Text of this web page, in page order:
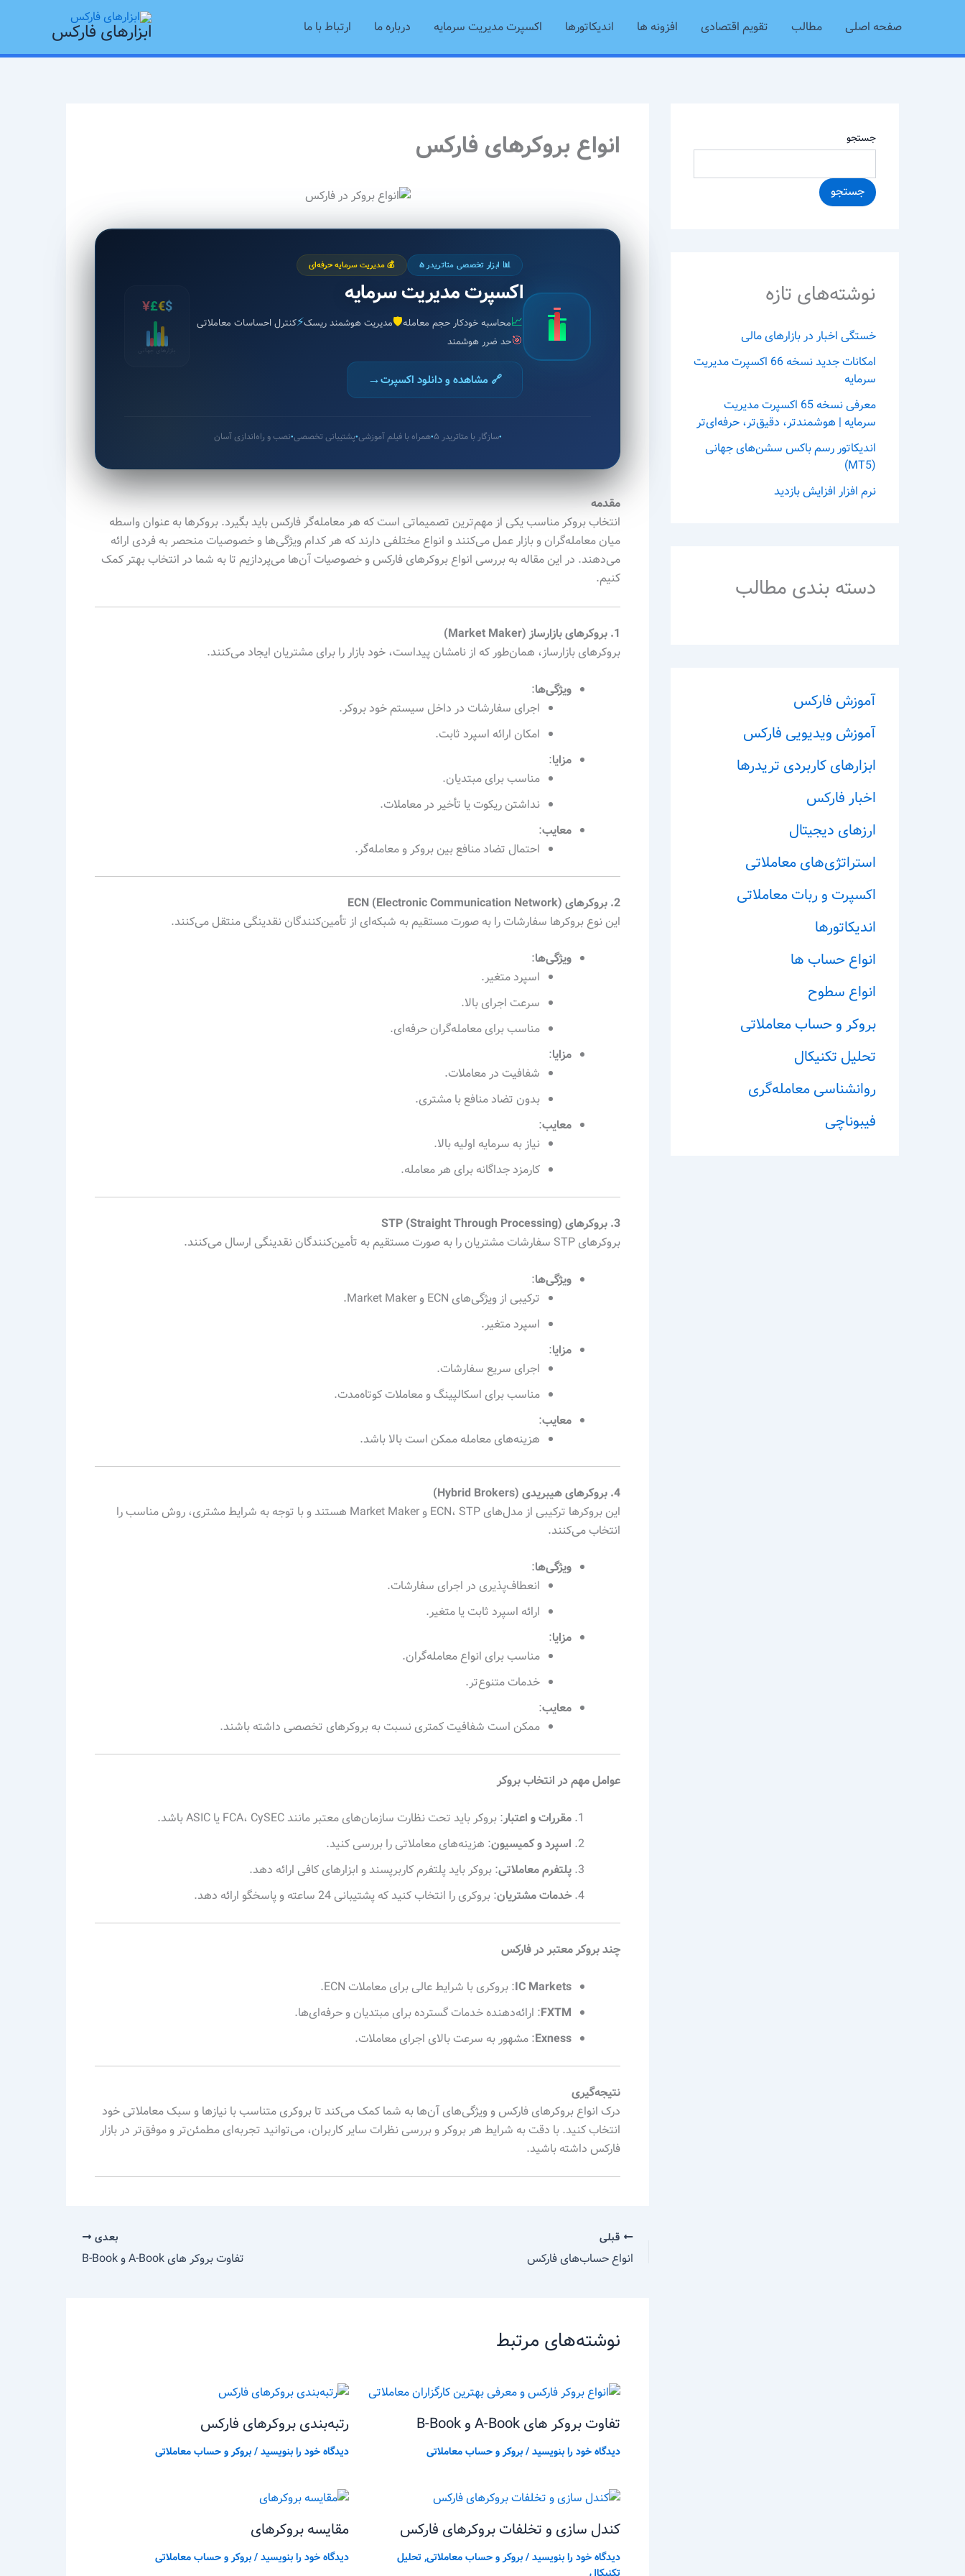
صفحه اصلی مطالب تقویم اقتصادی افزونه ها اندیکاتورها اکسپرت مدیریت سرمایه درباره ما ارتباط با ما ابزارهای فارکس
جستجو
جستجو
نوشته‌های تازه
خستگی اخبار در بازارهای مالی
امکانات جدید نسخه 66 اکسپرت مدیریت
سرمایه
معرفی نسخه 65 اکسپرت مدیریت
سرمایه | هوشمندتر، دقیق‌تر، حرفه‌ای‌تر
اندیکاتور رسم باکس سشن‌های جهانی
(MT5)
نرم افزار افزایش بازدید
دسته بندی مطالب
آموزش فارکس
آموزش ویدیویی فارکس
ابزارهای کاربردی تریدرها
اخبار فارکس
ارزهای دیجیتال
استراتژی‌های معاملاتی
اکسپرت و ربات معاملاتی
اندیکاتورها
انواع حساب ها
انواع سطوح
بروکر و حساب معاملاتی
تحلیل تکنیکال
روانشناسی معامله‌گری
فیبوناچی
انواع بروکرهای فارکس
📊 ابزار تخصصی متاتریدر ۵ 💰 مدیریت سرمایه حرفه‌ای
اکسپرت مدیریت سرمایه
📈محاسبه خودکار حجم معامله🛡️مدیریت هوشمند ریسک⚡کنترل احساسات معاملاتی
🎯حد ضرر هوشمند
🔗 مشاهده و دانلود اکسپرت→
$
€
£
¥
بازارهای جهانی
●سازگار با متاتریدر ۵ ●همراه با فیلم آموزشی●پشتیبانی تخصصی●نصب و راه‌اندازی آسان
مقدمه
انتخاب بروکر مناسب یکی از مهم‌ترین تصمیماتی است که هر معامله‌گر فارکس باید بگیرد. بروکرها به عنوان واسطه
میان معامله‌گران و بازار عمل می‌کنند و انواع مختلفی دارند که هر کدام ویژگی‌ها و خصوصیات منحصر به فردی ارائه
می‌دهند. در این مقاله به بررسی انواع بروکرهای فارکس و خصوصیات آن‌ها می‌پردازیم تا به شما در انتخاب بهتر کمک
کنیم.
1. بروکرهای بازارساز (Market Maker)
بروکرهای بازارساز، همان‌طور که از نامشان پیداست، خود بازار را برای مشتریان ایجاد می‌کنند.
ویژگی‌ها:
اجرای سفارشات در داخل سیستم خود بروکر.
امکان ارائه اسپرد ثابت.
مزایا:
مناسب برای مبتدیان.
نداشتن ریکوت یا تأخیر در معاملات.
معایب:
احتمال تضاد منافع بین بروکر و معامله‌گر.
2. بروکرهای ECN (Electronic Communication Network)
این نوع بروکرها سفارشات را به صورت مستقیم به شبکه‌ای از تأمین‌کنندگان نقدینگی منتقل می‌کنند.
ویژگی‌ها:
اسپرد متغیر.
سرعت اجرای بالا.
مناسب برای معامله‌گران حرفه‌ای.
مزایا:
شفافیت در معاملات.
بدون تضاد منافع با مشتری.
معایب:
نیاز به سرمایه اولیه بالا.
کارمزد جداگانه برای هر معامله.
3. بروکرهای STP (Straight Through Processing)
بروکرهای STP سفارشات مشتریان را به صورت مستقیم به تأمین‌کنندگان نقدینگی ارسال می‌کنند.
ویژگی‌ها:
ترکیبی از ویژگی‌های ECN و Market Maker.
اسپرد متغیر.
مزایا:
اجرای سریع سفارشات.
مناسب برای اسکالپینگ و معاملات کوتاه‌مدت.
معایب:
هزینه‌های معامله ممکن است بالا باشد.
4. بروکرهای هیبریدی (Hybrid Brokers)
این بروکرها ترکیبی از مدل‌های ECN، STP و Market Maker هستند و با توجه به شرایط مشتری، روش مناسب را
انتخاب می‌کنند.
ویژگی‌ها:
انعطاف‌پذیری در اجرای سفارشات.
ارائه اسپرد ثابت یا متغیر.
مزایا:
مناسب برای انواع معامله‌گران.
خدمات متنوع‌تر.
معایب:
ممکن است شفافیت کمتری نسبت به بروکرهای تخصصی داشته باشند.
عوامل مهم در انتخاب بروکر
مقررات و اعتبار: بروکر باید تحت نظارت سازمان‌های معتبر مانند FCA، CySEC یا ASIC باشد.
اسپرد و کمیسیون: هزینه‌های معاملاتی را بررسی کنید.
پلتفرم معاملاتی: بروکر باید پلتفرم کاربرپسند و ابزارهای کافی ارائه دهد.
خدمات مشتریان: بروکری را انتخاب کنید که پشتیبانی 24 ساعته و پاسخگو ارائه دهد.
چند بروکر معتبر در فارکس
IC Markets: بروکری با شرایط عالی برای معاملات ECN.
FXTM: ارائه‌دهنده خدمات گسترده برای مبتدیان و حرفه‌ای‌ها.
Exness: مشهور به سرعت بالای اجرای معاملات.
نتیجه‌گیری
درک انواع بروکرهای فارکس و ویژگی‌های آن‌ها به شما کمک می‌کند تا بروکری متناسب با نیازها و سبک معاملاتی خود
انتخاب کنید. با دقت به شرایط هر بروکر و بررسی نظرات سایر کاربران، می‌توانید تجربه‌ای مطمئن‌تر و موفق‌تر در بازار
فارکس داشته باشید.
قبلی
انواع حساب‌های فارکس
بعدی
تفاوت بروکر های A-Book و B-Book
نوشته‌های مرتبط
تفاوت بروکر های A-Book و B-Book
دیدگاه‌ خود را بنویسید/بروکر و حساب معاملاتی
رتبه‌بندی بروکرهای فارکس
دیدگاه‌ خود را بنویسید /بروکر و حساب معاملاتی
کندل سازی و تخلفات بروکرهای فارکس
دیدگاه‌ خود را بنویسید/بروکر و حساب معاملاتی,تحلیل
مقایسه بروکرهای
دیدگاه‌ خود را بنویسید /بروکر و حساب معاملاتی